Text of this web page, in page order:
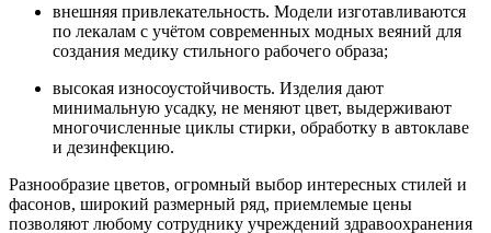
внешняя привлекательность. Модели изготавливаются
по лекалам с учётом современных модных веяний для
создания медику стильного рабочего образа;
высокая износоустойчивость. Изделия дают
минимальную усадку, не меняют цвет, выдерживают
многочисленные циклы стирки, обработку в автоклаве
и дезинфекцию.
Разнообразие цветов, огромный выбор интересных стилей и
фасонов, широкий размерный ряд, приемлемые цены
позволяют любому сотруднику учреждений здравоохранения